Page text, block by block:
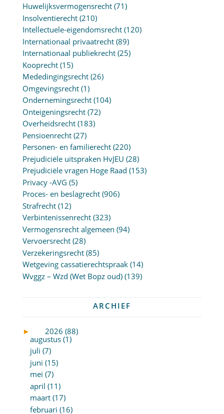
Huwelijksvermogensrecht(71)
Insolventierecht(210)
Intellectuele-eigendomsrecht(120)
Internationaal privaatrecht(89)
Internationaal publiekrecht(25)
Kooprecht(15)
Mededingingsrecht(26)
Omgevingsrecht(1)
Ondernemingsrecht(104)
Onteigeningsrecht(72)
Overheidsrecht(183)
Pensioenrecht(27)
Personen- en familierecht(220)
Prejudiciële uitspraken HvJEU (28)
Prejudiciële vragen Hoge Raad (153)
Privacy -AVG (5)
Proces- en beslagrecht(906)
Strafrecht(12)
Verbintenissenrecht(323)
Vermogensrecht algemeen (94)
Vervoersrecht(28)
Verzekeringsrecht(85)
Wetgeving cassatierechtspraak(14)
Wvggz – Wzd (Wet Bopz oud)(139)
ARCHIEF
►
2026 (88)
augustus (1)
juli (7)
juni (15)
mei (7)
april (11)
maart (17)
februari (16)